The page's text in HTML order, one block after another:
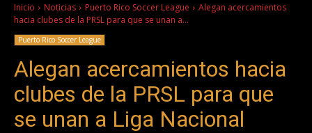
Inicio Noticias Puerto Rico Soccer League
Alegan acercamientos
hacia clubes de la PRSL para que se unan a...
Puerto Rico Soccer League
Alegan acercamientos hacia
clubes de la PRSL para que
se unan a Liga Nacional